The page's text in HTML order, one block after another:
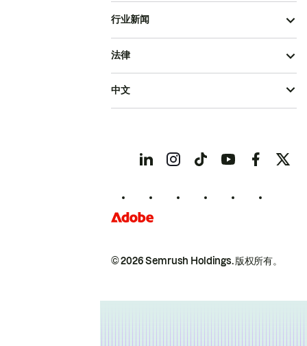
行业新闻
© 2026 Semrush Holdings.版权所有。
法律
中文